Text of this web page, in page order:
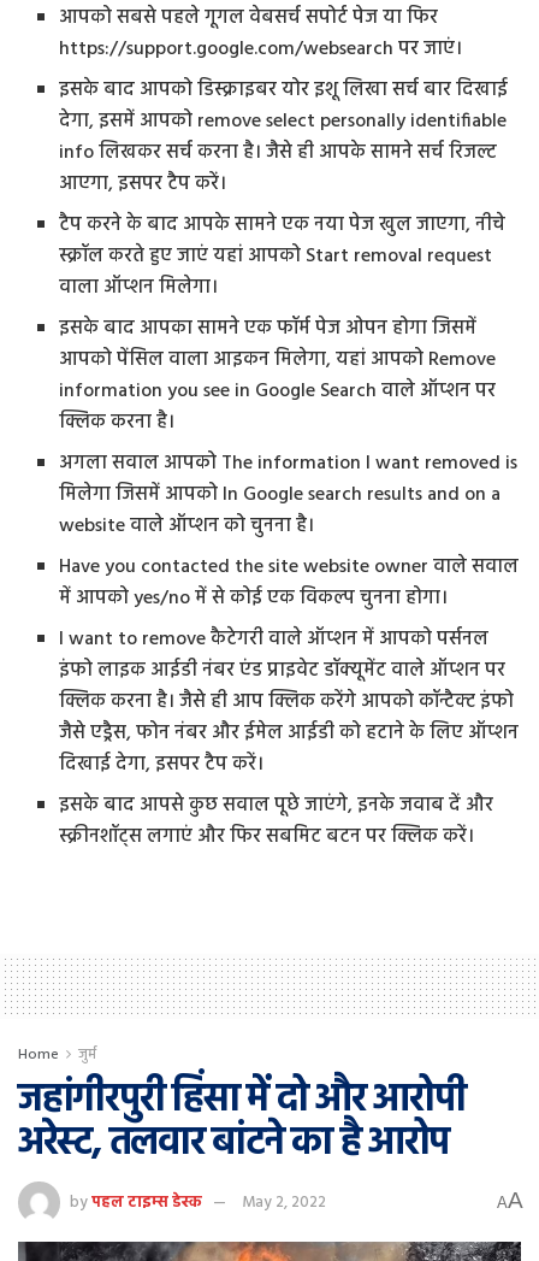
आपको सबसे पहले गूगल वेबसर्च सपोर्ट पेज या फिर
https://support.google.com/websearch पर जाएं।
इसके बाद आपको डिस्क्राइबर योर इशू लिखा सर्च बार दिखाई
देगा, इसमें आपको remove select personally identifiable
info लिखकर सर्च करना है। जैसे ही आपके सामने सर्च रिजल्ट
आएगा, इसपर टैप करें।
टैप करने के बाद आपके सामने एक नया पेज खुल जाएगा, नीचे
स्क्रॉल करते हुए जाएं यहां आपको Start removal request
वाला ऑप्शन मिलेगा।
इसके बाद आपका सामने एक फॉर्म पेज ओपन होगा जिसमें
आपको पेंसिल वाला आइकन मिलेगा, यहां आपको Remove
information you see in Google Search वाले ऑप्शन पर
क्लिक करना है।
अगला सवाल आपको The information I want removed is
मिलेगा जिसमें आपको In Google search results and on a
website वाले ऑप्शन को चुनना है।
Have you contacted the site website owner वाले सवाल
में आपको yes/no में से कोई एक विकल्प चुनना होगा।
I want to remove कैटेगरी वाले ऑप्शन में आपको पर्सनल
इंफो लाइक आईडी नंबर एंड प्राइवेट डॉक्यूमेंट वाले ऑप्शन पर
क्लिक करना है। जैसे ही आप क्लिक करेंगे आपको कॉन्टैक्ट इंफो
जैसे एड्रैस, फोन नंबर और ईमेल आईडी को हटाने के लिए ऑप्शन
दिखाई देगा, इसपर टैप करें।
इसके बाद आपसे कुछ सवाल पूछे जाएंगे, इनके जवाब दें और
स्क्रीनशॉट्स लगाएं और फिर सबमिट बटन पर क्लिक करें।
Home जुर्म
जहांगीरपुरी हिंसा में दो और आरोपी
अरेस्ट, तलवार बांटने का है आरोप
byपहल टाइम्स डेस्क May 2, 2022 AA